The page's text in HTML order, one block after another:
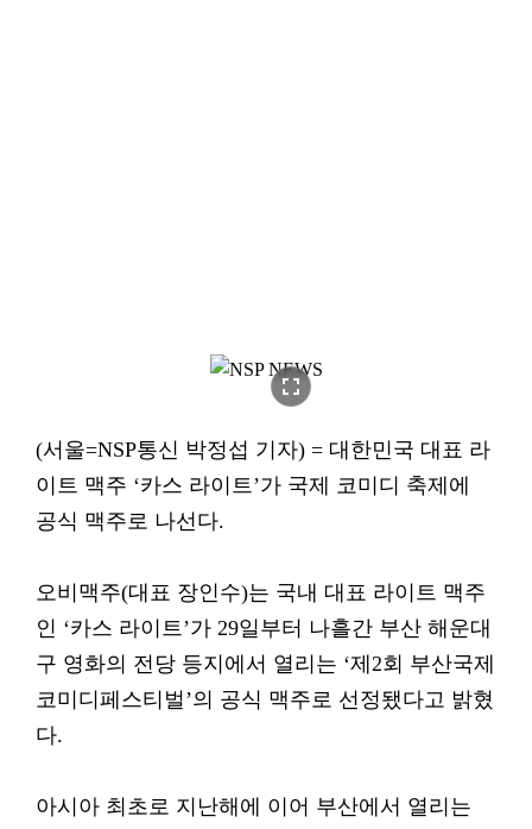
fullscreen
(서울=NSP통신 박정섭 기자) = 대한민국 대표 라
이트 맥주 ‘카스 라이트’가 국제 코미디 축제에
공식 맥주로 나선다.
오비맥주(대표 장인수)는 국내 대표 라이트 맥주
인 ‘카스 라이트’가 29일부터 나흘간 부산 해운대
구 영화의 전당 등지에서 열리는 ‘제2회 부산국제
코미디페스티벌’의 공식 맥주로 선정됐다고 밝혔
다.
아시아 최초로 지난해에 이어 부산에서 열리는